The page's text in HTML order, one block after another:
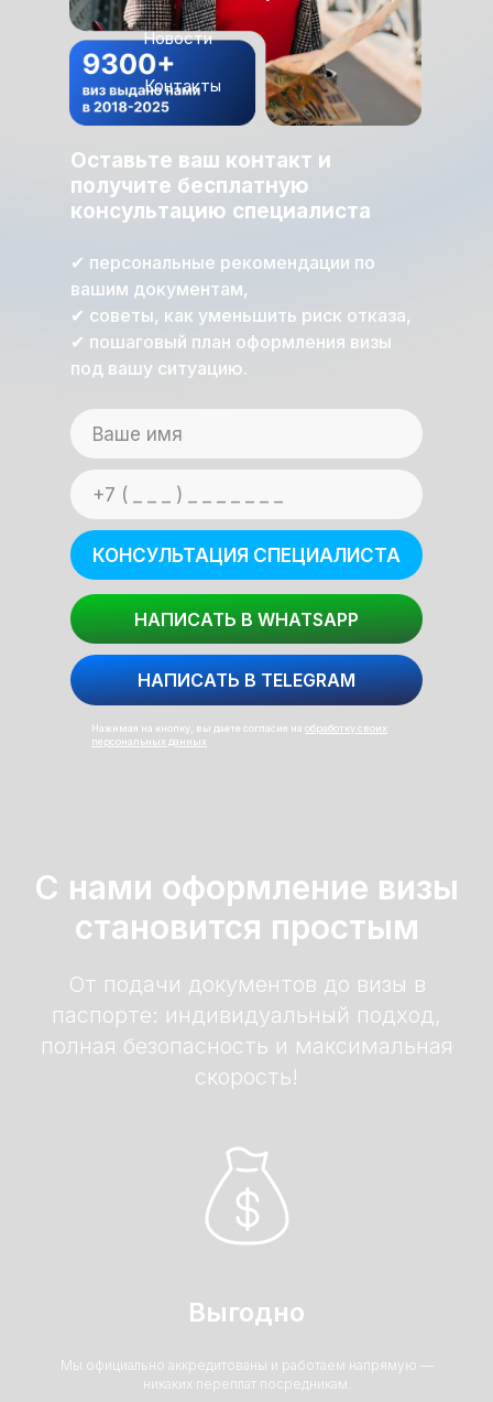
Новости
Контакты
Оставьте ваш контакт и
получите бесплатную
консультацию специалиста
✔ персональные рекомендации по
вашим документам,
✔ советы, как уменьшить риск отказа,
✔ пошаговый план оформления визы
под вашу ситуацию.
КОНСУЛЬТАЦИЯ СПЕЦИАЛИСТА
Нажимая на кнопку, вы даете согласие на обработку своих
персональных данных
НАПИСАТЬ В TELEGRAM
НАПИСАТЬ В WHATSAPP
С нами оформление визы
становится простым
От подачи документов до визы в
паспорте: индивидуальный подход,
полная безопасность и максимальная
скорость!
Выгодно
Мы официально аккредитованы и работаем напрямую —
никаких переплат посредникам.